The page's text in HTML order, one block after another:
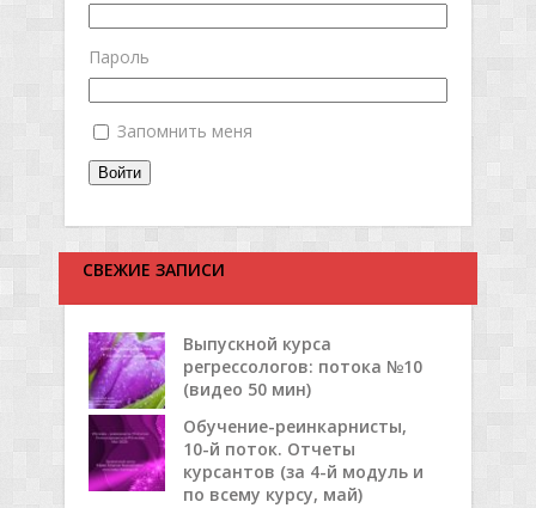
Пароль
Запомнить меня
Войти
СВЕЖИЕ ЗАПИСИ
Выпускной курса
регрессологов: потока №10
(видео 50 мин)
Обучение-реинкарнисты,
10-й поток. Отчеты
курсантов (за 4-й модуль и
по всему курсу, май)